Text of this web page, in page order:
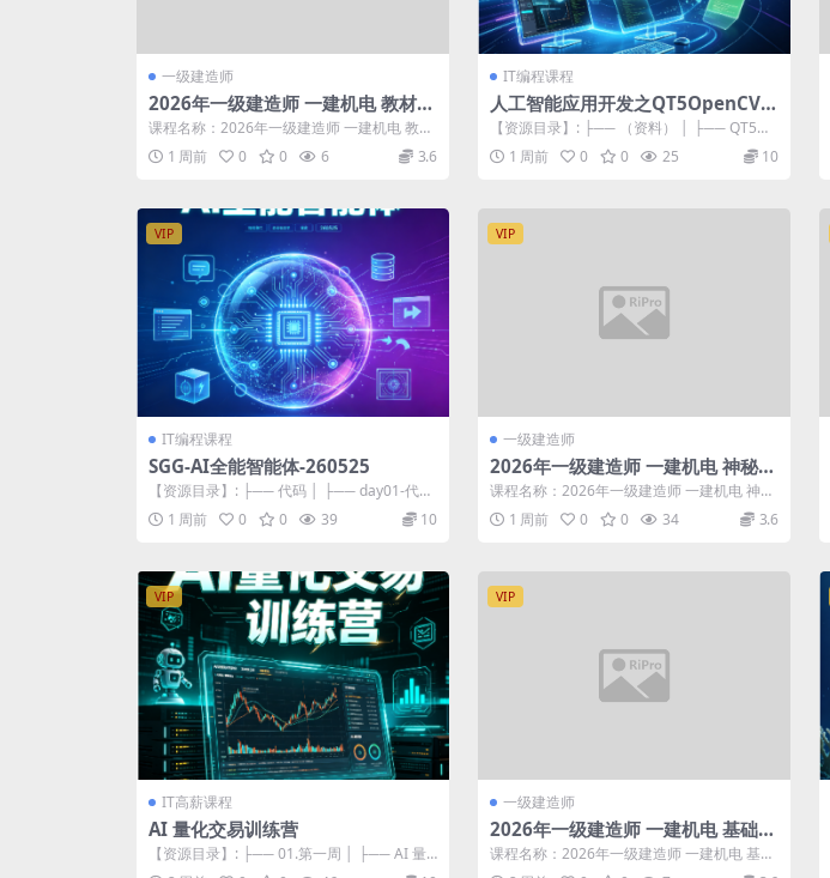
一级建造师
2026年一级建造师 一建机电 教材精
讲班 王克
课程名称：2026年一级建造师 一建机电 教材
精讲班 王克 更新进度： ├...
1 周前 0 0 6 3.6
IT编程课程
人工智能应用开发之QT5OpenCV4
8 从入门到实战
【资源目录】: ├── （资料） │ ├── QT5与
OpenCV4.8从入门到...
1 周前 0 0 25 10
VIP
IT编程课程
SGG-AI全能智能体-260525
【资源目录】: ├── 代码 │ ├── day01-代码
│ ├── day0...
1 周前 0 0 39 10
VIP
一级建造师
2026年一级建造师 一建机电 神秘人
私塾精讲班 王克【推荐】
课程名称：2026年一级建造师 一建机电 神秘
人 私塾精讲班 王克【推荐】 更新...
1 周前 0 0 34 3.6
VIP
IT高薪课程
AI 量化交易训练营
【资源目录】: ├── 01.第一周 │ ├── AI 量
化交易训练营-1. 什...
VIP
一级建造师
2026年一级建造师 一建机电 基础精
讲班 康仁杰
课程名称：2026年一级建造师 一建机电 基础
精讲班 康仁杰 更新进度： ...